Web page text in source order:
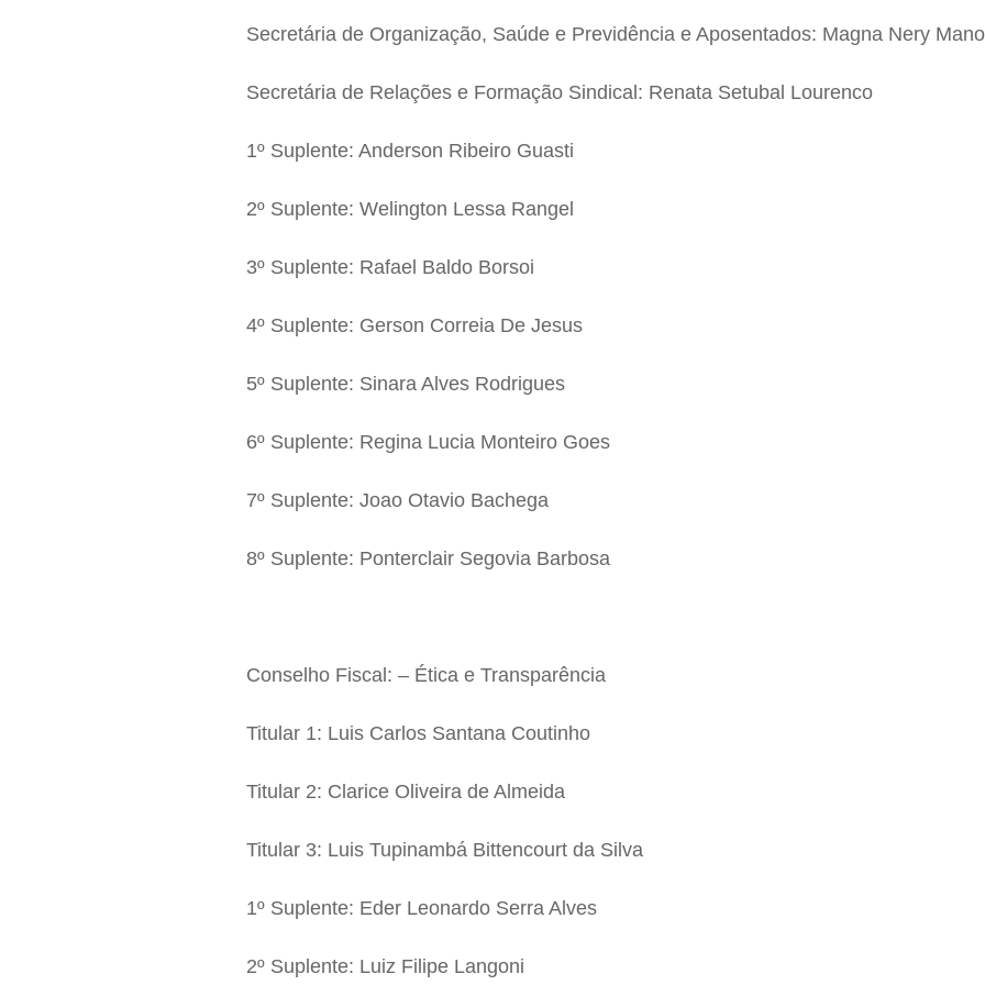
Secretária de Organização, Saúde e Previdência e Aposentados: Magna Nery
Secretária de Relações e Formação Sindical: Renata Setubal Lourenco
1º Suplente: Anderson Ribeiro Guasti
2º Suplente: Welington Lessa Rangel
3º Suplente: Rafael Baldo Borsoi
4º Suplente: Gerson Correia De Jesus
5º Suplente: Sinara Alves Rodrigues
6º Suplente: Regina Lucia Monteiro Goes
7º Suplente: Joao Otavio Bachega
8º Suplente: Ponterclair Segovia Barbosa
Conselho Fiscal: – Ética e Transparência
Titular 1: Luis Carlos Santana Coutinho
Titular 2: Clarice Oliveira de Almeida
Titular 3: Luis Tupinambá Bittencourt da Silva
1º Suplente: Eder Leonardo Serra Alves
2º Suplente: Luiz Filipe Langoni